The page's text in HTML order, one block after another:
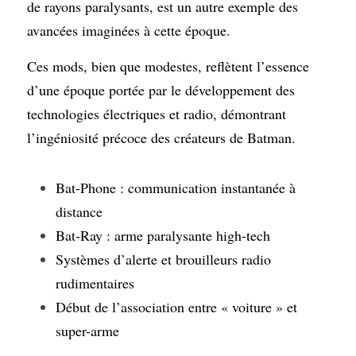
de rayons paralysants, est un autre exemple des
avancées imaginées à cette époque.
Ces mods, bien que modestes, reflètent l’essence
d’une époque portée par le développement des
technologies électriques et radio, démontrant
l’ingéniosité précoce des créateurs de Batman.
Bat-Phone : communication instantanée à
distance
Bat-Ray : arme paralysante high-tech
Systèmes d’alerte et brouilleurs radio
rudimentaires
Début de l’association entre « voiture » et
super-arme